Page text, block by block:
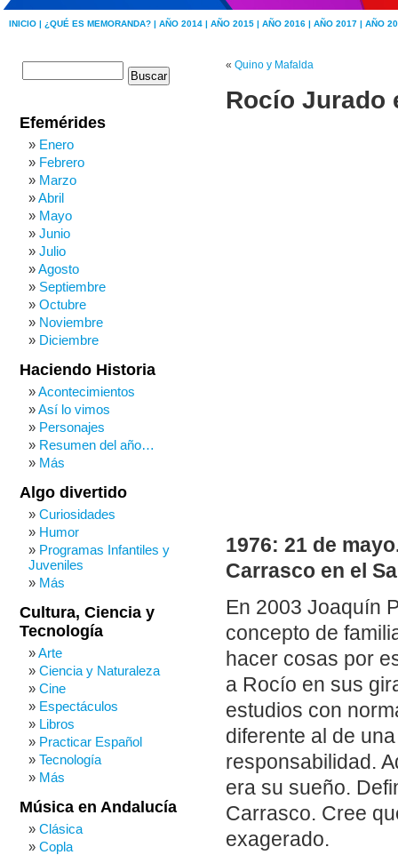
INICIO | ¿QUÉ ES MEMORANDA? | AÑO 2014 | AÑO 2015 | AÑO 2016 | AÑO 2017 | AÑO
« Quino y Mafalda
Rocío Jurado
1976: 21 de
Carrasco en el
En 2003 Joaquín
concepto de
hacer cosas por
a Rocío en sus
estudios con
diferente al de
responsabilidad.
era su sueño.
Carrasco. Cree
exagerado.
Efemérides
Enero
Febrero
Marzo
Abril
Mayo
Junio
Julio
Agosto
Septiembre
Octubre
Noviembre
Diciembre
Haciendo Historia
Acontecimientos
Así lo vimos
Personajes
Resumen del año…
Más
Algo divertido
Curiosidades
Humor
Programas Infantiles y
Juveniles
Más
Cultura, Ciencia y
Tecnología
Arte
Ciencia y Naturaleza
Cine
Espectáculos
Libros
Practicar Español
Tecnología
Más
Música en Andalucía
Clásica
Copla